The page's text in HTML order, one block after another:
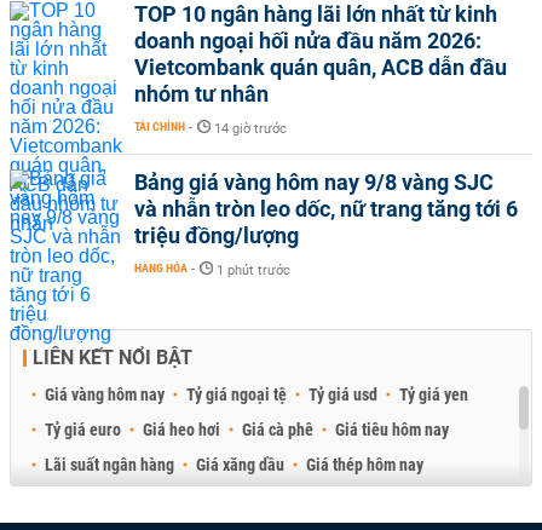
TOP 10 ngân hàng lãi lớn nhất từ kinh
doanh ngoại hối nửa đầu năm 2026:
Vietcombank quán quân, ACB dẫn đầu
nhóm tư nhân
TÀI CHÍNH - 14 giờ trước
Bảng giá vàng hôm nay 9/8 vàng SJC
và nhẫn tròn leo dốc, nữ trang tăng tới 6
triệu đồng/lượng
HÀNG HÓA - 1 phút trước
LIÊN KẾT NỔI BẬT
Giá vàng hôm nay Tỷ giá ngoại tệ Tỷ giá usd
Tỷ giá yen
Tỷ giá euro
Giá heo hơi Giá cà phê
Giá tiêu hôm nay
Lãi suất ngân hàng
Giá xăng dầu
Giá thép hôm nay